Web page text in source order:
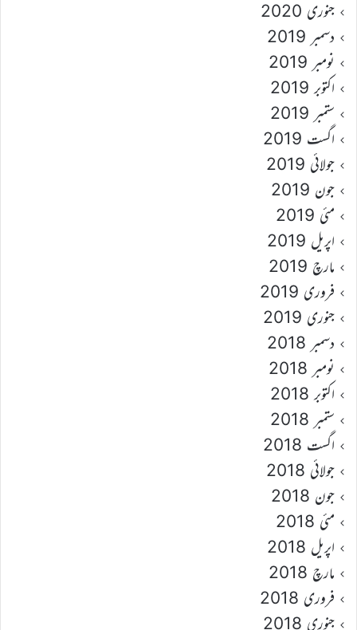
جنوری 2020
دسمبر 2019
نومبر 2019
اکتوبر 2019
ستمبر 2019
اگست 2019
جولائی 2019
جون 2019
مئی 2019
اپریل 2019
مارچ 2019
فروری 2019
جنوری 2019
دسمبر 2018
نومبر 2018
اکتوبر 2018
ستمبر 2018
اگست 2018
جولائی 2018
جون 2018
مئی 2018
اپریل 2018
مارچ 2018
فروری 2018
جنوری 2018